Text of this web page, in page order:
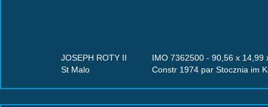
JOSEPH ROTY II
St Malo
IMO 7362500 - 90,56 x
Constr 1974 par Stocznia im